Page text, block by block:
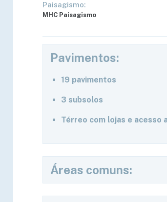
Paisagismo:
MHC Paisagismo
Pavimentos:
19 pavimentos
3 subsolos
Térreo com lojas e acesso
Áreas comuns: